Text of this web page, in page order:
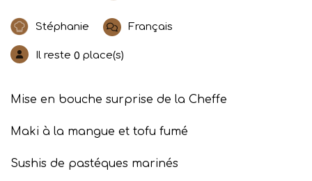
Stéphanie Français
Il reste 0 place(s)
Mise en bouche surprise de la Cheffe
Maki à la mangue et tofu fumé
Sushis de pastéques marinés